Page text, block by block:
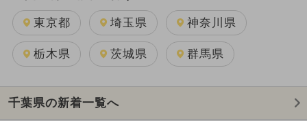
東京都 埼玉県 神奈川県
栃木県 茨城県 群馬県
千葉県の新着一覧へ